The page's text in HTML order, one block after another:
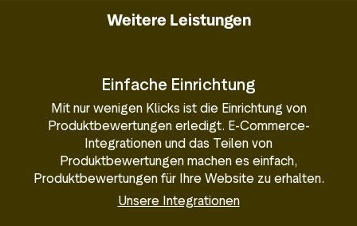
Weitere Leistungen
Einfache Einrichtung
Mit nur wenigen Klicks ist die Einrichtung von
Produktbewertungen erledigt. E-Commerce-
Integrationen und das Teilen von
Produktbewertungen machen es einfach,
Produktbewertungen für Ihre Website zu erhalten.
Unsere Integrationen